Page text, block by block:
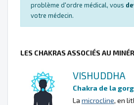
problème d'ordre médical, vous
votre médecin.
LES CHAKRAS ASSOCIÉS AU
VISHUDDHA
Chakra de la
La microcline, en